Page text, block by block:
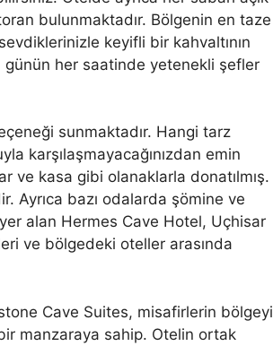
bulunmaktadır. Bölgenin en taze
keyifli bir kahvaltının
günün her saatinde yetenekli şefler
sunmaktadır. Hangi tarz
karşılaşmayacağınızdan emin
ve kasa gibi olanaklarla donatılmış.
Ayrıca bazı odalarda şömine ve
alan Hermes Cave Hotel, Uçhisar
ve bölgedeki oteller arasında
Cave Suites, misafirlerin bölgeyi
manzaraya sahip. Otelin ortak